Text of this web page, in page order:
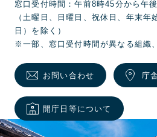
窓口受付時間：午前8時45分から午
（土曜日、日曜日、祝休日、年末年
日）を除く）
※一部、窓口受付時間が異なる組織
お問い合わせ 庁
開庁日等について